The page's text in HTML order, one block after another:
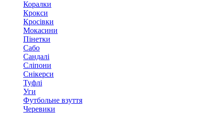
Коралки
Крокси
Кросівки
Мокасини
Пінетки
Сабо
Сандалі
Сліпони
Снікерси
Туфлі
Уги
Футбольне взуття
Черевики